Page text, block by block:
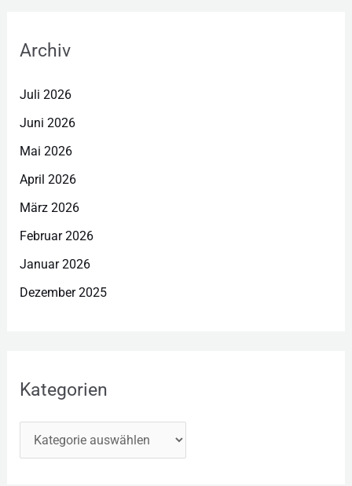
Archiv
Juli 2026
Juni 2026
Mai 2026
April 2026
März 2026
Februar 2026
Januar 2026
Dezember 2025
Kategorien